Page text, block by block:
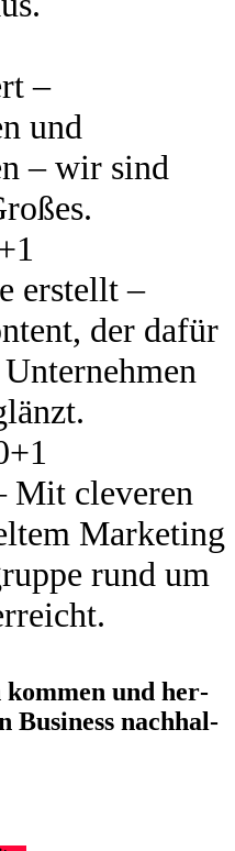
–
und
– wir sind
1
erstellt –
der dafür
1
Mit cleveren
Marketing
rund um
kom­men und her­
Busi­ness nach­hal­